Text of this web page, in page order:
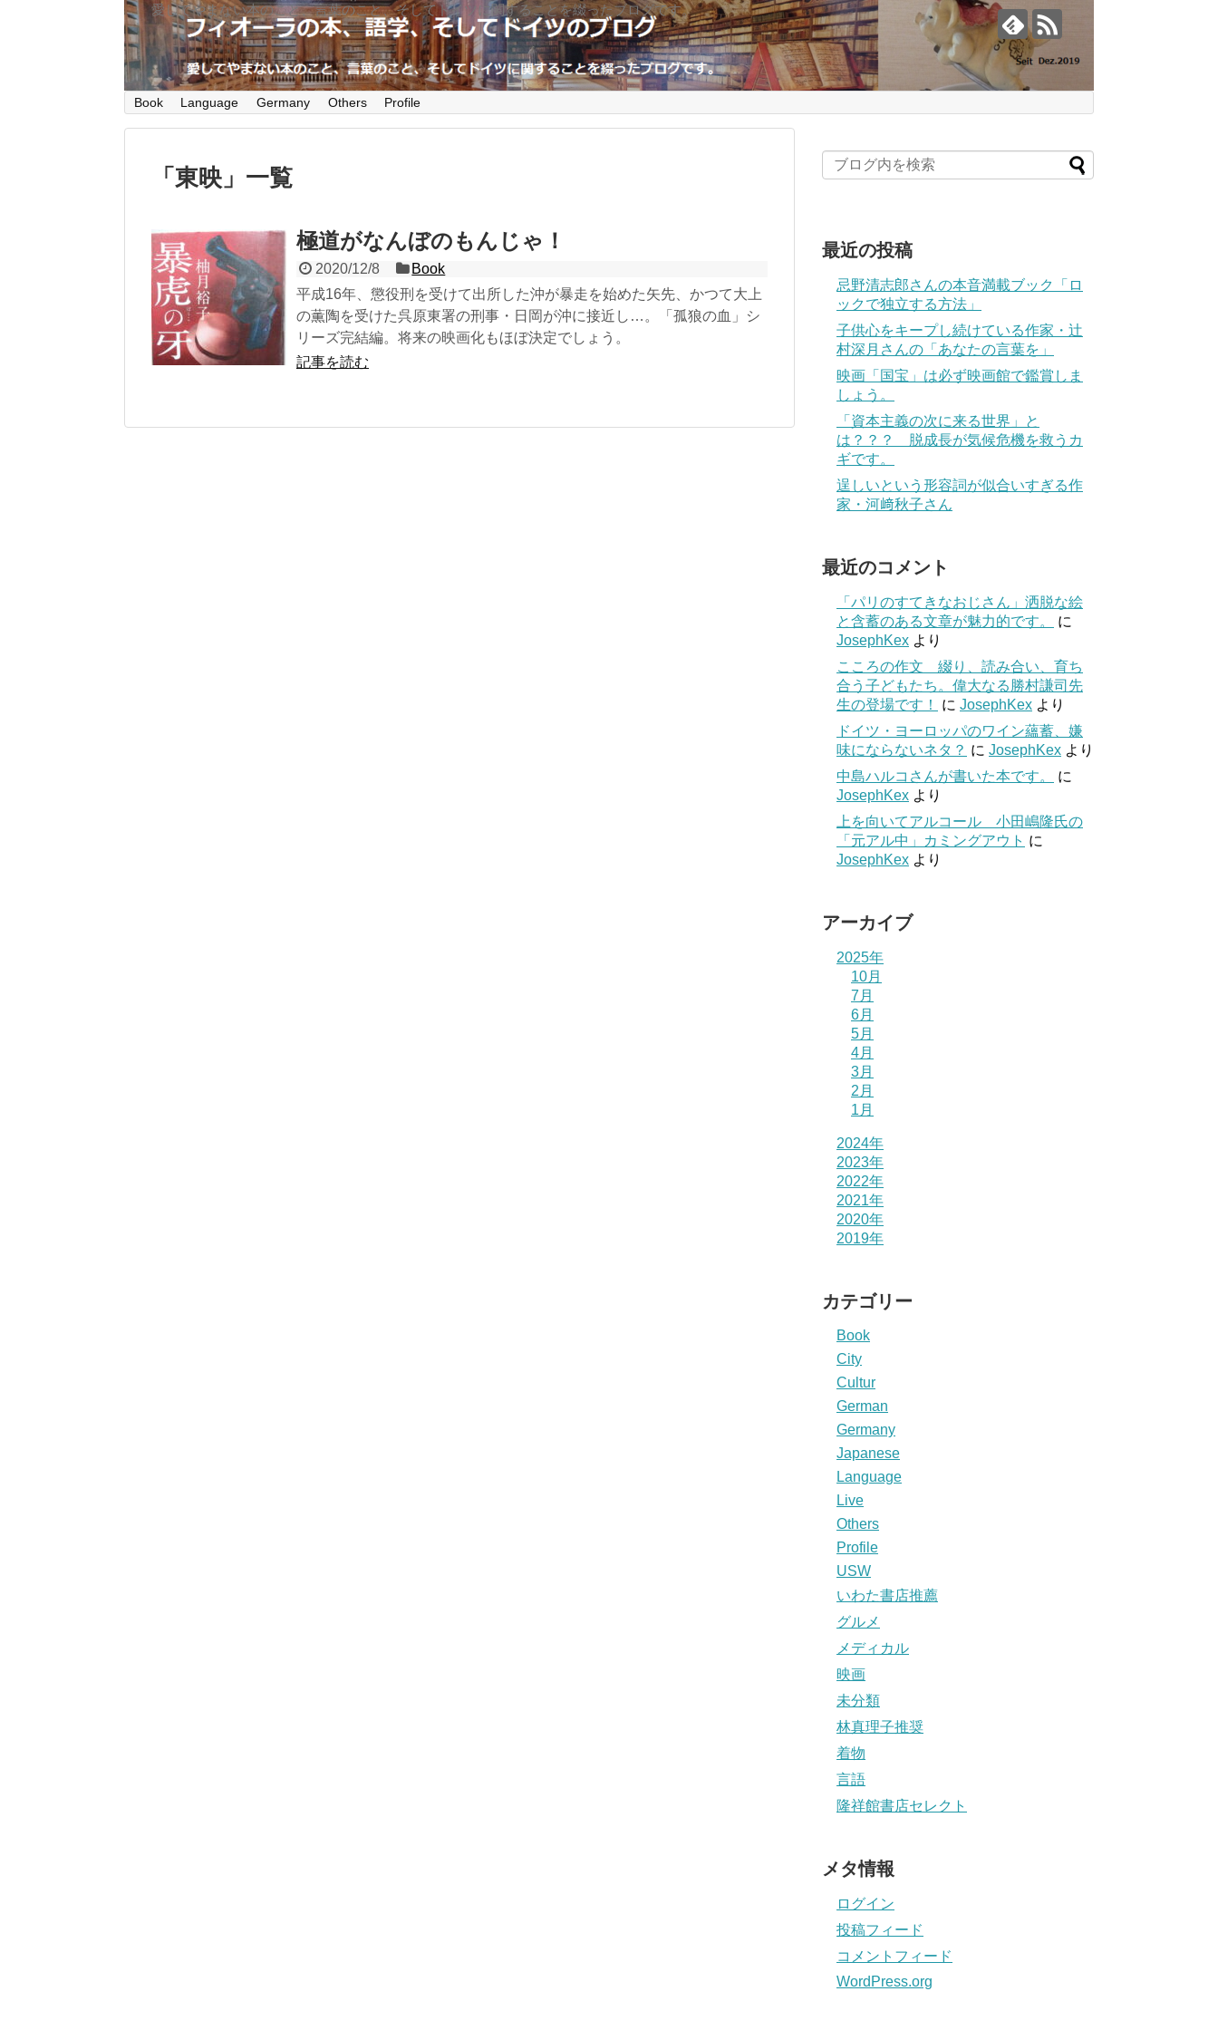
愛してやまない本のこと、言葉のこと、そしてドイツに関することを綴ったブログです。
Book Language Germany Others Profile
「 東映 」 一覧
極道がなんぼのもんじゃ！
2020/12/8
Book
平成16年、懲役刑を受けて出所した沖が暴走を始めた矢先、かつて大上
の薫陶を受けた呉原東署の刑事・日岡が沖に接近し…。「孤狼の血」シ
リーズ完結編。将来の映画化もほぼ決定でしょう。
記事を読む
最近の投稿
忌野清志郎さんの本音満載ブック「ロ
ックで独立する方法」
子供心をキープし続けている作家・辻
村深月さんの「あなたの言葉を」
映画「国宝」は必ず映画館で鑑賞しま
しょう。
「資本主義の次に来る世界」と
は？？？ 脱成長が気候危機を救うカ
ギです。
逞しいという形容詞が似合いすぎる作
家・河﨑秋子さん
最近のコメント
「パリのすてきなおじさん」洒脱な絵
と含蓄のある文章が魅力的です。
に
JosephKex より
こころの作文 綴り、読み合い、育ち
合う子どもたち。偉大なる勝村謙司先
生の登場です！
に JosephKex より
ドイツ・ヨーロッパのワイン蘊蓄、嫌
味にならないネタ？ に JosephKex より
中島ハルコさんが書いた本です。
に
JosephKex より
上を向いてアルコール 小田嶋隆氏の
「元アル中」カミングアウト に
JosephKex より
アーカイブ
2025年
10月
7月
6月
5月
4月
3月
2月
1月
2024年
2023年
2022年
2021年
2020年
2019年
カテゴリー
Book
City
Cultur
German
Germany
Japanese
Language
Live
Others
Profile
USW
いわた書店推薦
グルメ
メディカル
映画
未分類
林真理子推奨
着物
言語
隆祥館書店セレクト
メタ情報
ログイン
投稿フィード
コメントフィード
WordPress.org